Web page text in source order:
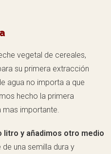
vegetal de cereales,
su primera extracción
agua no importa a que
hecho la primera
mas importante.
litro y añadimos otro medio
una semilla dura y